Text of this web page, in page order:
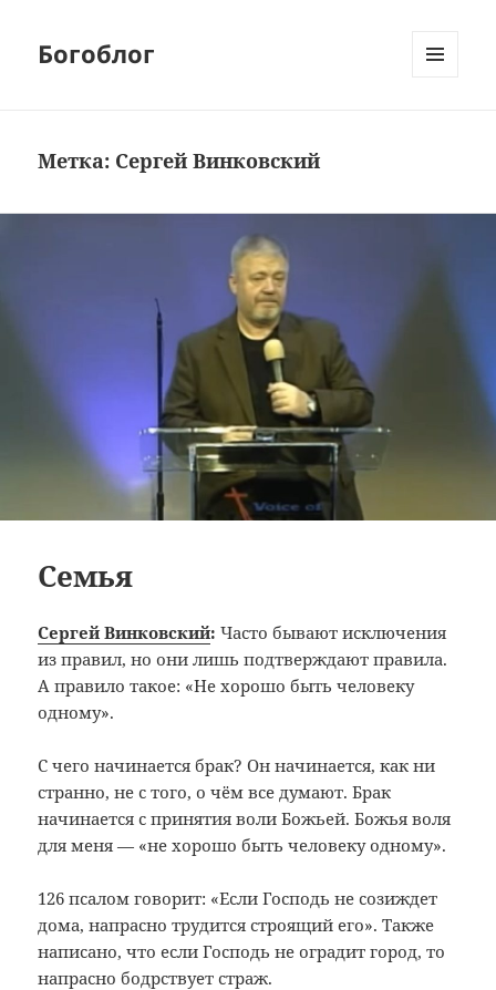
Богоблог
Метка: Сергей Винковский
Семья
Сергей Винковский: Часто бывают исключения
из правил, но они лишь подтверждают правила.
А правило такое: «Не хорошо быть человеку
одному».
С чего начинается брак? Он начинается, как ни
странно, не с того, о чём все думают. Брак
начинается с принятия воли Божьей. Божья воля
для меня — «не хорошо быть человеку одному».
126 псалом говорит: «Если Господь не созиждет
дома, напрасно трудится строящий его». Также
написано, что если Господь не оградит город, то
напрасно бодрствует страж.